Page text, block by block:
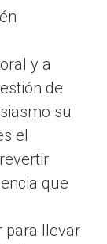
y a
de
su
el
que
para llevar